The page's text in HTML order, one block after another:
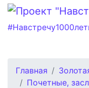
Главная
Почетные,